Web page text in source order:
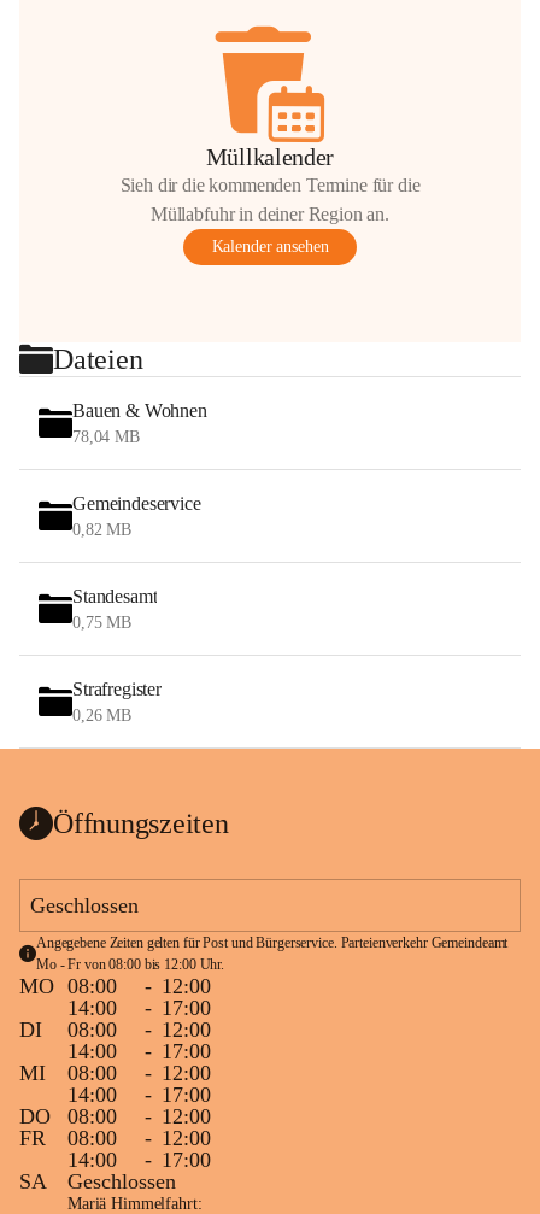
Müllkalender
Sieh dir die kommenden Termine für die
Müllabfuhr in deiner Region an.
Kalender ansehen
Dateien
Bauen & Wohnen
78,04 MB
Gemeindeservice
0,82 MB
Standesamt
0,75 MB
Strafregister
0,26 MB
Öffnungszeiten
Geschlossen
Angegebene Zeiten gelten für Post und Bürgerservice. Parteienverkehr Gemeindeamt
Mo - Fr von 08:00 bis 12:00 Uhr.
MO 08:00 - 12:00
14:00
- 17:00
DI
08:00 - 12:00
14:00
- 17:00
MI
08:00 - 12:00
14:00
- 17:00
DO
08:00 - 12:00
FR
08:00 - 12:00
14:00
- 17:00
SA
Geschlossen
Mariä Himmelfahrt: